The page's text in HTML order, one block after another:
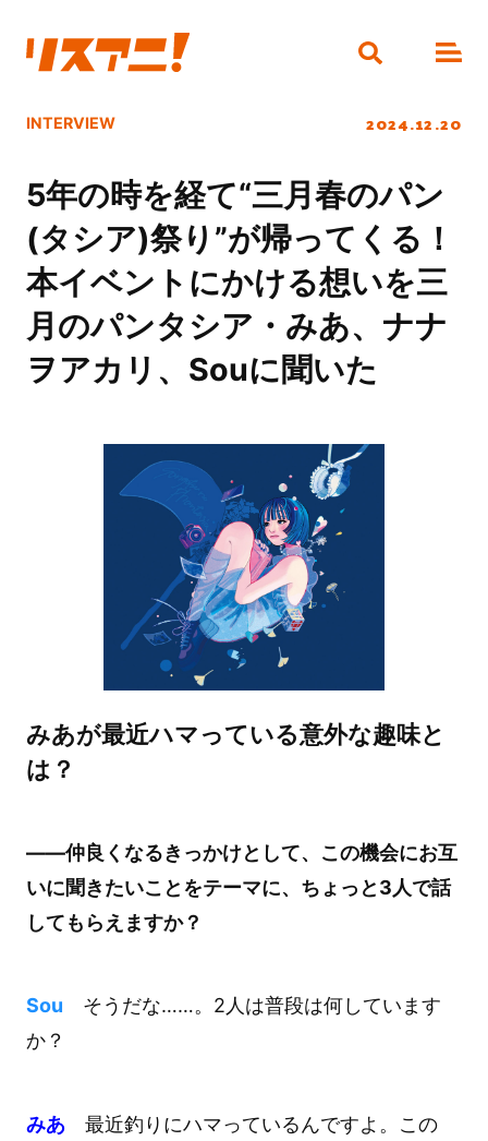
INTERVIEW 2024.12.20
5年の時を経て“三月春のパン
(タシア)祭り”が帰ってくる！
本イベントにかける想いを三
月のパンタシア・みあ、ナナ
ヲアカリ、Souに聞いた
みあが最近ハマっている意外な趣味と
は？
――仲良くなるきっかけとして、この機会にお互
いに聞きたいことをテーマに、ちょっと3人で話
してもらえますか？
Sou そうだな……。2人は普段は何しています
か？
みあ 最近釣りにハマっているんですよ。この